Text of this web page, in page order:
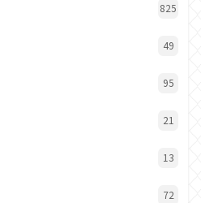
825
49
95
21
13
72